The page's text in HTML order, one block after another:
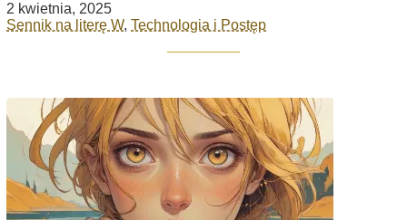
2 kwietnia, 2025
Sennik na literę W, Technologia i Postęp